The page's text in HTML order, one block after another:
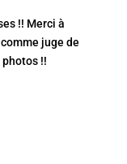
!! Merci à
juge de
!!